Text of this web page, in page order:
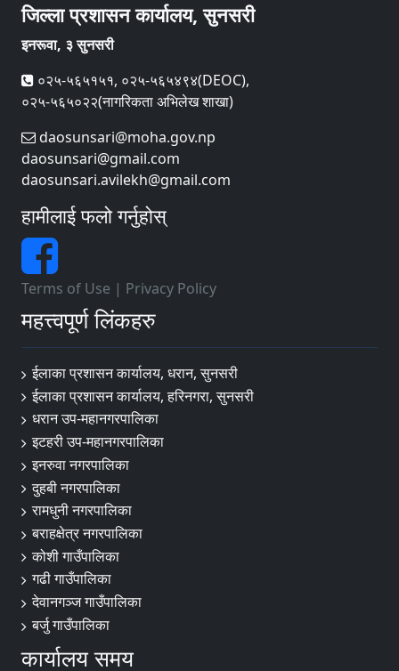
जिल्ला प्रशासन कार्यालय, सुनसरी
इनरूवा, ३ सुनसरी
०२५-५६५१५१, ०२५-५६५४९४(DEOC),
०२५-५६५०२२(नागरिकता अभिलेख शाखा)
daosunsari@moha.gov.np
daosunsari@gmail.com
daosunsari.avilekh@gmail.com
हामीलाई फलो गर्नुहोस्
Terms of Use | Privacy Policy
महत्त्वपूर्ण लिंकहरु
ईलाका प्रशासन कार्यालय, धरान, सुनसरी
ईलाका प्रशासन कार्यालय, हरिनगरा, सुनसरी
धरान उप-महानगरपालिका
इटहरी उप-महानगरपालिका
इनरुवा नगरपालिका
दुहबी नगरपालिका
रामधुनी नगरपालिका
बराहक्षेत्र नगरपालिका
कोशी गाउँपालिका
गढी गाउँपालिका
देवानगञ्ज गाउँपालिका
बर्जु गाउँपालिका
कार्यालय समय